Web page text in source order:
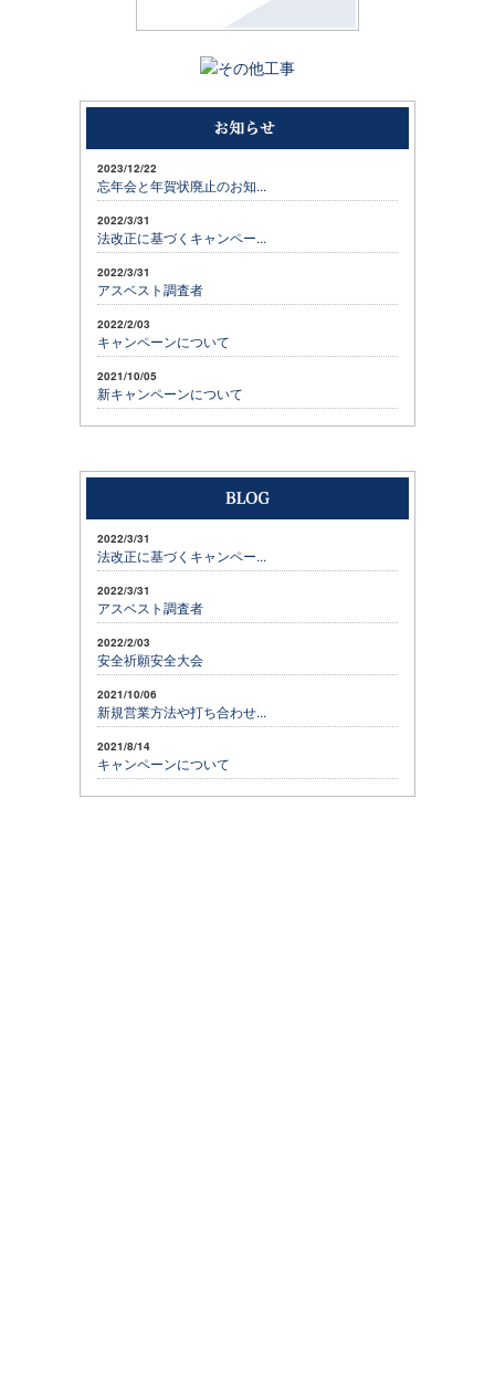
2023/12/22
忘年会と年賀状廃止のお知...
2022/3/31
法改正に基づくキャンペー...
2022/3/31
アスベスト調査者
2022/2/03
キャンペーンについて
2021/10/05
新キャンペーンについて
2022/3/31
法改正に基づくキャンペー...
2022/3/31
アスベスト調査者
2022/2/03
安全祈願安全大会
2021/10/06
新規営業方法や打ち合わせ...
2021/8/14
キャンペーンについて